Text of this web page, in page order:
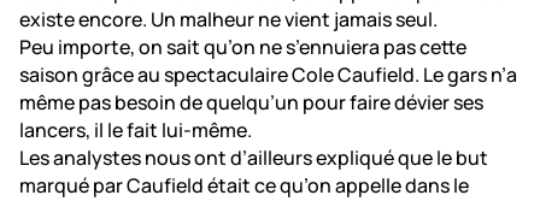
existe encore. Un malheur ne vient jamais seul.
Peu importe, on sait qu’on ne s’ennuiera pas cette
saison grâce au spectaculaire Cole Caufield. Le gars n’a
même pas besoin de quelqu’un pour faire dévier ses
lancers, il le fait lui-même.
Les analystes nous ont d’ailleurs expliqué que le but
marqué par Caufield était ce qu’on appelle dans le